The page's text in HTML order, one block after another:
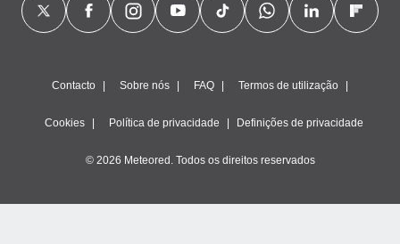
de
Contacto Sobre nós FAQ Termos de utilização
Cookies Política de privacidade Definições de privacidade
© 2026 Meteored. Todos os direitos reservados